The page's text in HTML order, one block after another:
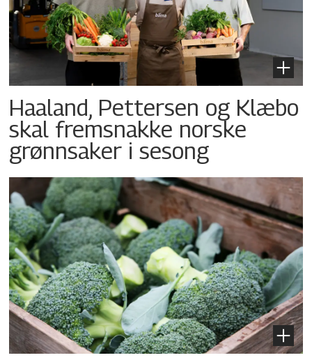
Haaland, Pettersen og Klæbo
skal fremsnakke norske
grønnsaker i sesong